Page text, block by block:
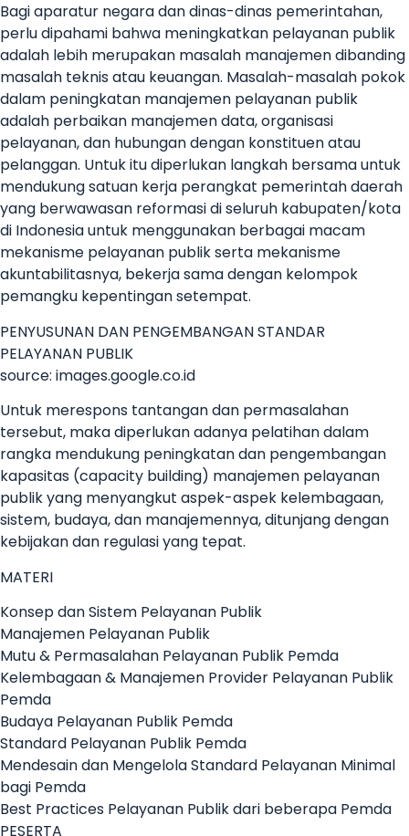
Bagi aparatur negara dan dinas-dinas pemerintahan,
perlu dipahami bahwa meningkatkan pelayanan publik
adalah lebih merupakan masalah manajemen dibanding
masalah teknis atau keuangan. Masalah-masalah pokok
dalam peningkatan manajemen pelayanan publik
adalah perbaikan manajemen data, organisasi
pelayanan, dan hubungan dengan konstituen atau
pelanggan. Untuk itu diperlukan langkah bersama untuk
mendukung satuan kerja perangkat pemerintah daerah
yang berwawasan reformasi di seluruh kabupaten/kota
di Indonesia untuk menggunakan berbagai macam
mekanisme pelayanan publik serta mekanisme
akuntabilitasnya, bekerja sama dengan kelompok
pemangku kepentingan setempat.
PENYUSUNAN DAN PENGEMBANGAN STANDAR
PELAYANAN PUBLIK
source: images.google.co.id
Untuk merespons tantangan dan permasalahan
tersebut, maka diperlukan adanya pelatihan dalam
rangka mendukung peningkatan dan pengembangan
kapasitas (capacity building) manajemen pelayanan
publik yang menyangkut aspek-aspek kelembagaan,
sistem, budaya, dan manajemennya, ditunjang dengan
kebijakan dan regulasi yang tepat.
MATERI
Konsep dan Sistem Pelayanan Publik
Manajemen Pelayanan Publik
Mutu & Permasalahan Pelayanan Publik Pemda
Kelembagaan & Manajemen Provider Pelayanan Publik
Pemda
Budaya Pelayanan Publik Pemda
Standard Pelayanan Publik Pemda
Mendesain dan Mengelola Standard Pelayanan Minimal
bagi Pemda
Best Practices Pelayanan Publik dari beberapa Pemda
PESERTA